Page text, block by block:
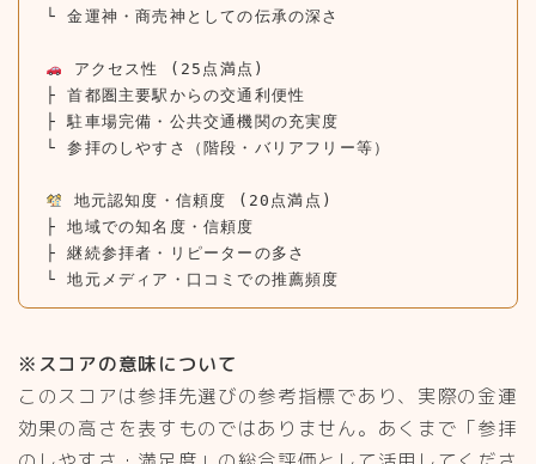
└ 金運神・商売神としての伝承の深さ
アクセス性 (25点満点)
├ 首都圏主要駅からの交通利便性
├ 駐車場完備・公共交通機関の充実度
└ 参拝のしやすさ（階段・バリアフリー等）
地元認知度・信頼度 (20点満点)
├ 地域での知名度・信頼度
├ 継続参拝者・リピーターの多さ
└ 地元メディア・口コミでの推薦頻度
※スコアの意味について
このスコアは参拝先選びの参考指標であり、実際の金運
効果の高さを表すものではありません。あくまで「参拝